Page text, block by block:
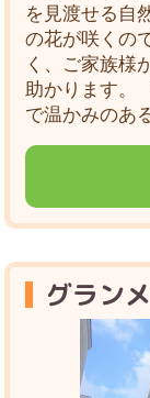
を見渡せる自
の花が咲くの
く、ご家族様
助かります。
で温かみのあ
グラン